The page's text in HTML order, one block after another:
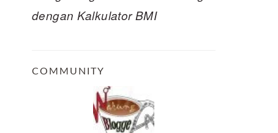
dengan Kalkulator BMI
COMMUNITY